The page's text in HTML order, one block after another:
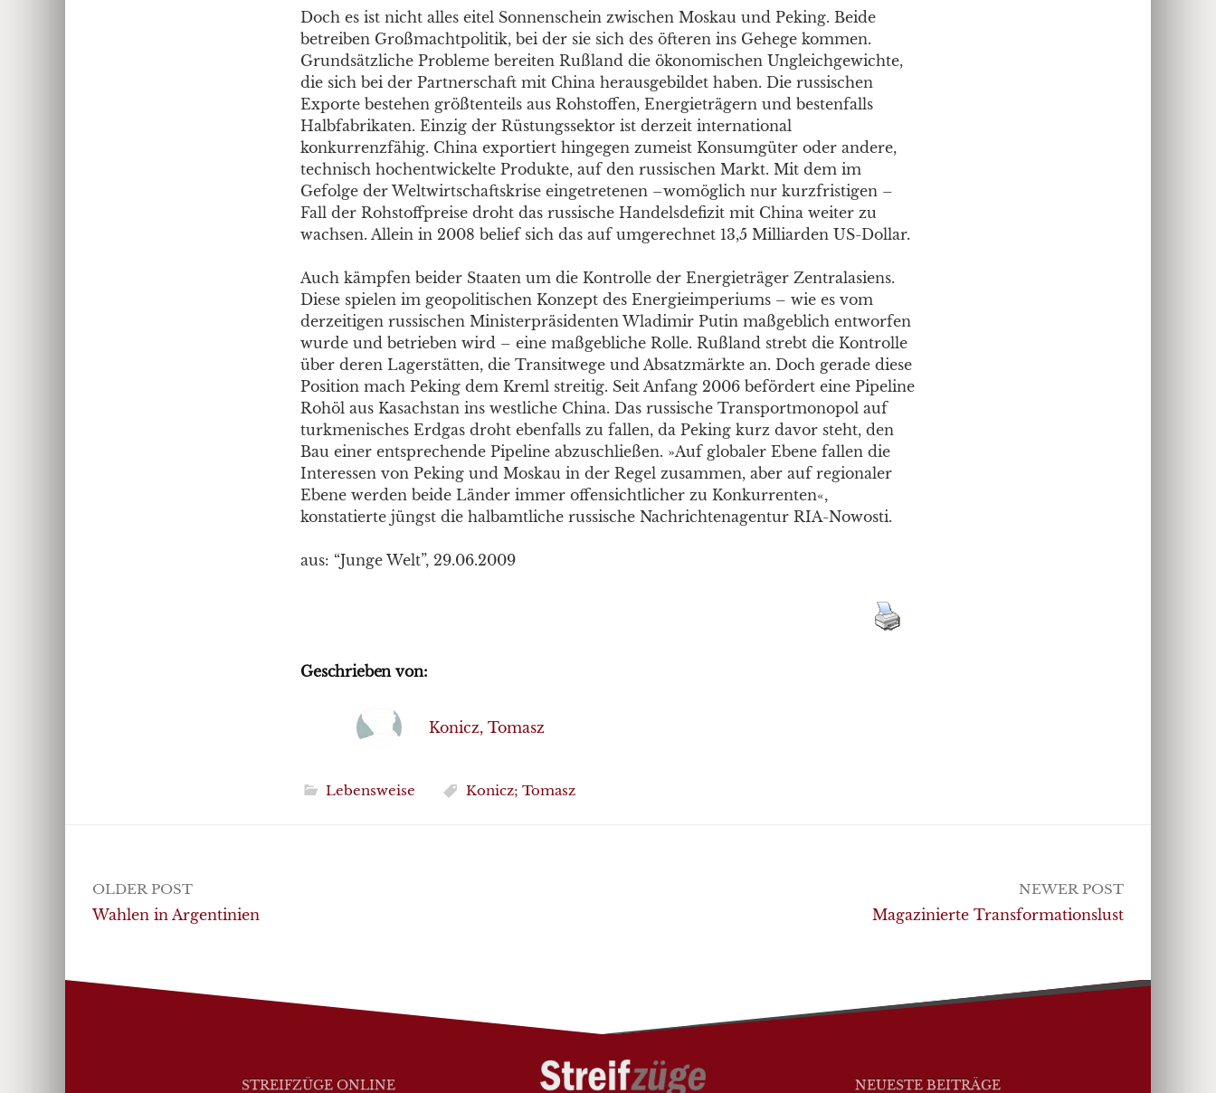
Doch es ist nicht alles eitel Sonnenschein zwischen Moskau und Peking. Beide
betreiben Großmachtpolitik, bei der sie sich des öfteren ins Gehege kommen.
Grundsätzliche Probleme bereiten Rußland die ökonomischen Ungleichgewichte,
die sich bei der Partnerschaft mit China herausgebildet haben. Die russischen
Exporte bestehen größtenteils aus Rohstoffen, Energieträgern und bestenfalls
Halbfabrikaten. Einzig der Rüstungssektor ist derzeit international
konkurrenzfähig. China exportiert hingegen zumeist Konsumgüter oder andere,
technisch hochentwickelte Produkte, auf den russischen Markt. Mit dem im
Gefolge der Weltwirtschaftskrise eingetretenen –womöglich nur kurzfristigen –
Fall der Rohstoffpreise droht das russische Handelsdefizit mit China weiter zu
wachsen. Allein in 2008 belief sich das auf umgerechnet 13,5 Milliarden US-Dollar.
Auch kämpfen beider Staaten um die Kontrolle der Energieträger Zentralasiens.
Diese spielen im geopolitischen Konzept des Energieimperiums – wie es vom
derzeitigen russischen Ministerpräsidenten Wladimir Putin maßgeblich entworfen
wurde und betrieben wird – eine maßgebliche Rolle. Rußland strebt die Kontrolle
über deren Lagerstätten, die Transitwege und Absatzmärkte an. Doch gerade diese
Position mach Peking dem Kreml streitig. Seit Anfang 2006 befördert eine Pipeline
Rohöl aus Kasachstan ins westliche China. Das russische Transportmonopol auf
turkmenisches Erdgas droht ebenfalls zu fallen, da Peking kurz davor steht, den
Bau einer entsprechende Pipeline abzuschließen. »Auf globaler Ebene fallen die
Interessen von Peking und Moskau in der Regel zusammen, aber auf regionaler
Ebene werden beide Länder immer offensichtlicher zu Konkurrenten«,
konstatierte jüngst die halbamtliche russische Nachrichtenagentur RIA-Nowosti.
aus: “Junge Welt”, 29.06.2009
Geschrieben von:
Konicz, Tomasz
Lebensweise Konicz; Tomasz
Post
navigation
OLDER POST
Wahlen in Argentinien
NEWER POST
Magazinierte Transformationslust
STREIFZÜGE ONLINE NEUESTE BEITRÄGE